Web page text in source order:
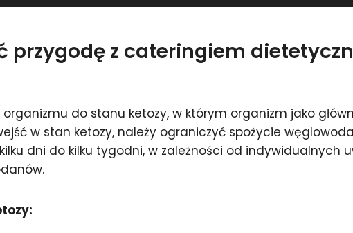
przygodę z cateringiem
do stanu ketozy, w którym organizm jako
w stan ketozy, należy ograniczyć spożycie
dni do kilku tygodni, w zależności od indywidualnych